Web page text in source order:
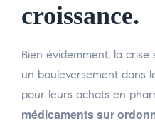
croissance.
Bien évidemment, la
un bouleversement dans
pour leurs achats en
médicaments sur